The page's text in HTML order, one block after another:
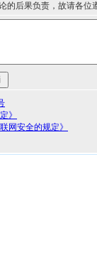
的后果负责，故请各位
》
网安全的规定》